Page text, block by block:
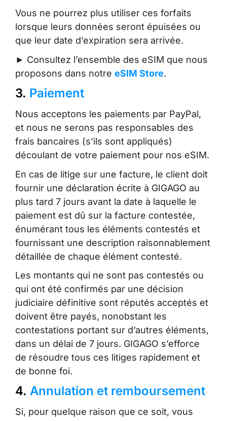
Vous ne pourrez plus utiliser ces forfaits
lorsque leurs données seront épuisées ou
que leur date d’expiration sera arrivée.
► Consultez l’ensemble des eSIM que nous
proposons dans notre eSIM Store.
3. Paiement
Nous acceptons les paiements par PayPal,
et nous ne serons pas responsables des
frais bancaires (s’ils sont appliqués)
découlant de votre paiement pour nos eSIM.
En cas de litige sur une facture, le client doit
fournir une déclaration écrite à GIGAGO au
plus tard 7 jours avant la date à laquelle le
paiement est dû sur la facture contestée,
énumérant tous les éléments contestés et
fournissant une description raisonnablement
détaillée de chaque élément contesté.
Les montants qui ne sont pas contestés ou
qui ont été confirmés par une décision
judiciaire définitive sont réputés acceptés et
doivent être payés, nonobstant les
contestations portant sur d’autres éléments,
dans un délai de 7 jours. GIGAGO s’efforce
de résoudre tous ces litiges rapidement et
de bonne foi.
4. Annulation et remboursement
Si, pour quelque raison que ce soit, vous